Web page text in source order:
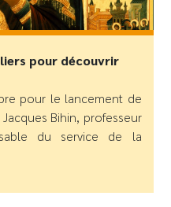
pour découvrir
pour le lancement de
Bihin, professeur
du service de la